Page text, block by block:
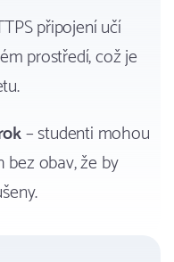
připojení učí
prostředí, což je
– studenti mohou
obav, že by